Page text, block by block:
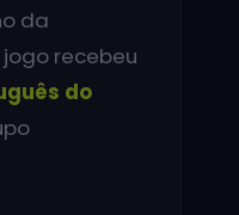
da
recebeu
do